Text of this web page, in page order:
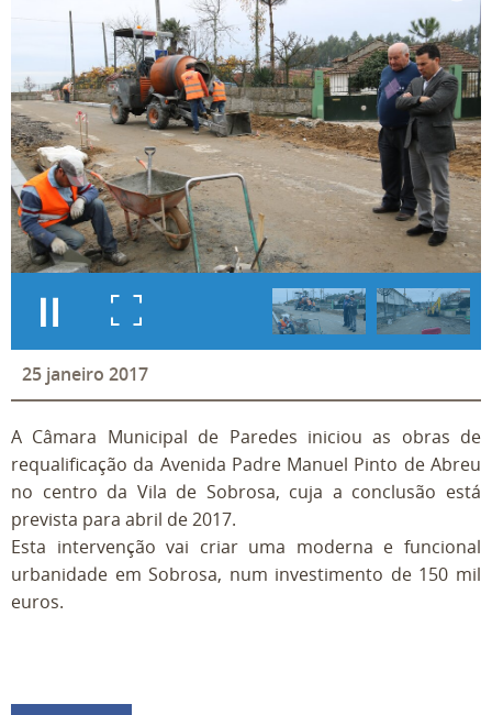
25 janeiro 2017
A Câmara Municipal de Paredes iniciou as obras de
requalificação da Avenida Padre Manuel Pinto de Abreu
no centro da Vila de Sobrosa, cuja a conclusão está
prevista para abril de 2017.
Esta intervenção vai criar uma moderna e funcional
urbanidade em Sobrosa, num investimento de 150 mil
euros.